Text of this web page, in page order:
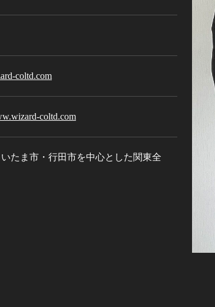
coltd.com
coltd.com​
たま市・行田市を中心とした関東全